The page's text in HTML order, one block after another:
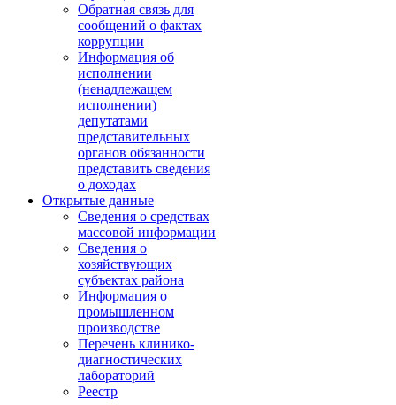
Обратная связь для
сообщений о фактах
коррупции
Информация об
исполнении
(ненадлежащем
исполнении)
депутатами
представительных
органов обязанности
представить сведения
о доходах
Открытые данные
Сведения о средствах
массовой информации
Сведения о
хозяйствующих
субъектах района
Информация о
промышленном
производстве
Перечень клинико-
диагностических
лабораторий
Реестр